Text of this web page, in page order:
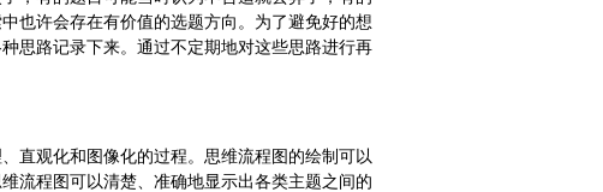
也许会存在有价值的选题方向。为了避免好的想
思路记录下来。通过不定期地对这些思路进行再
直观化和图像化的过程。思维流程图的绘制可以
流程图可以清楚、准确地显示出各类主题之间的